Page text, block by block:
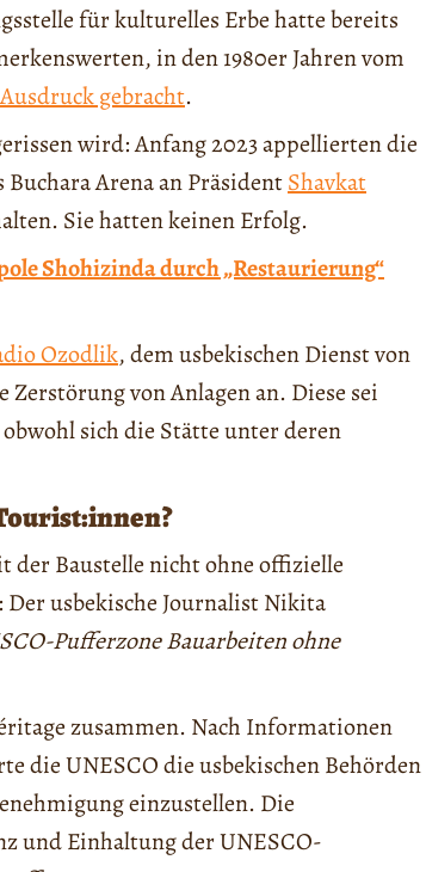
für kulturelles Erbe hatte bereits
in den 1980er Jahren vom
gebracht.
wird: Anfang 2023 appellierten die
Arena an PräsidentShavkat
Sie hatten keinen Erfolg.
Shohizinda durch „Restaurierung“
Ozodlik, dem usbekischen Dienst von
von Anlagen an. Diese sei
sich die Stätte unter deren
der Baustelle nicht ohne offizielle
usbekische Journalist Nikita
Pufferzone Bauarbeiten ohne
zusammen. Nach Informationen
die UNESCO die usbekischen Behörden
einzustellen. Die
und Einhaltung der UNESCO-